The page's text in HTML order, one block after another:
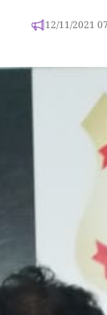
12/11/2021